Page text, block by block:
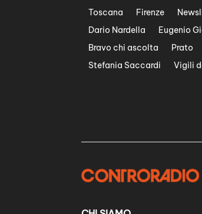
Toscana Firenze
Dario Nardella
Eugenio
Bravo chi ascolta
Prato
Stefania Saccardi
Vigili